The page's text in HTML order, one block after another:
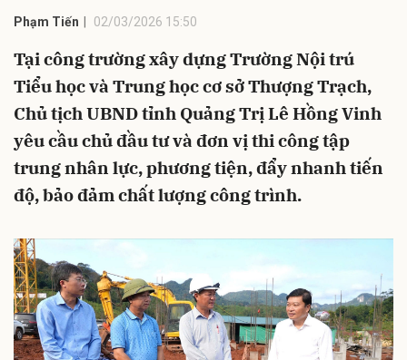
Phạm Tiến 02/03/2026 15:50
Tại công trường xây dựng Trường Nội trú
Tiểu học và Trung học cơ sở Thượng Trạch,
Chủ tịch UBND tỉnh Quảng Trị Lê Hồng Vinh
yêu cầu chủ đầu tư và đơn vị thi công tập
trung nhân lực, phương tiện, đẩy nhanh tiến
độ, bảo đảm chất lượng công trình.
Hủy Gửi